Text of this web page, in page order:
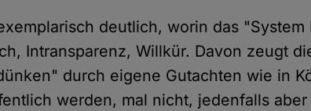
deutlich, worin das "System
Intransparenz, Willkür. Davon zeugt
durch eigene Gutachten wie in
werden, mal nicht, jedenfalls aber